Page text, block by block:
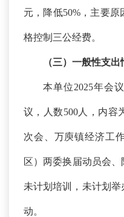
元，降低50%，主要
格控制三公经费。
（三）一般性支出
本单位2025年会
议，人数500人，内容
次会、万庾镇经济工
区）两委换届动员会
未计划培训，未计划
动。